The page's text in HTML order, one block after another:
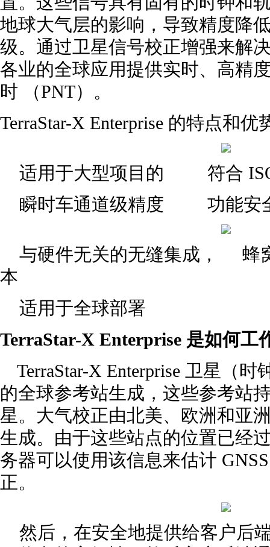
地球大气层的影响，导致精度降
级。通过卫星信号校正增强来解
各业的全球应用提供实时、高精
时 （PNT）。
TerraStar-X Enterprise 的特点和优
适用于大型项目的 符合 ISO
瞬时车通道级精度 功能安
与硬件无关的无缝集成， 蜂
本
适用于全球部署
TerraStar-X Enterprise 是如何工
TerraStar-X Enterprise 卫星（
的全球参考站生成，这些参考站
星。大气校正由北美、欧洲和亚
生成。由于这些站点的位置已经
务器可以使用该信息来估计
正。
然后，在安全地提供给客户后